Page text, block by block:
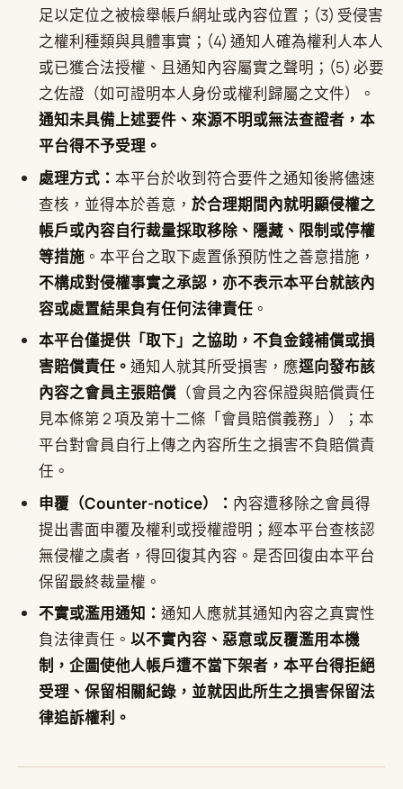
足以定位之被檢舉帳戶網址或內容位置；(3) 受侵害
之權利種類與具體事實；(4) 通知人確為權利人本人
或已獲合法授權、且通知內容屬實之聲明；(5) 必要
之佐證（如可證明本人身份或權利歸屬之文件）。
通知未具備上述要件、來源不明或無法查證者，本
平台得不予受理。
處理方式：本平台於收到符合要件之通知後將儘速
查核，並得本於善意，於合理期間內就明顯侵權之
帳戶或內容自行裁量採取移除、隱藏、限制或停權
等措施 。本平台之取下處置係預防性之善意措施，
不構成對侵權事實之承認，亦不表示本平台就該內
容或處置結果負有任何法律責任 。
本平台僅提供「取下」之協助，不負金錢補償或損
害賠償責任。通知人就其所受損害，應逕向發布該
內容之會員主張賠償 （會員之內容保證與賠償責任
見本條第 2 項及第十二條「會員賠償義務」）；本
平台對會員自行上傳之內容所生之損害不負賠償責
任。
申覆（Counter-notice）： 內容遭移除之會員得
提出書面申覆及權利或授權證明；經本平台查核認
無侵權之虞者，得回復其內容。是否回復由本平台
保留最終裁量權。
不實或濫用通知：通知人應就其通知內容之真實性
負法律責任。以不實內容、惡意或反覆濫用本機
制，企圖使他人帳戶遭不當下架者，本平台得拒絕
受理、保留相關紀錄，並就因此所生之損害保留法
律追訴權利。